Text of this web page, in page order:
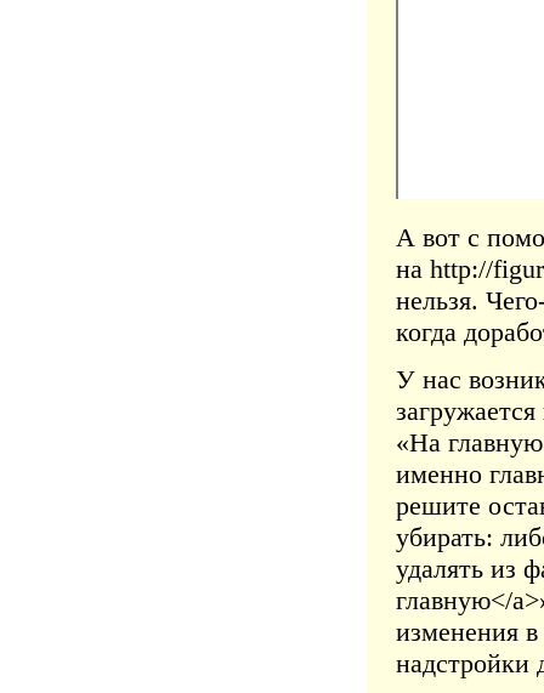
А вот с
на http://
нельзя.
когда
У нас
«На
именно
решите
убирать:
удалять из
главную</
изменения
надстройки